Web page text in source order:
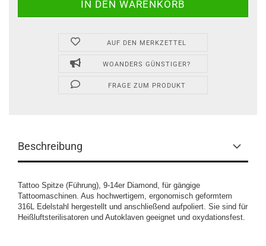
AUF DEN MERKZETTEL
WOANDERS GÜNSTIGER?
FRAGE ZUM PRODUKT
Beschreibung
Tattoo Spitze (Führung), 9-14er Diamond, für gängige
Tattoomaschinen. Aus hochwertigem, ergonomisch geformtem
316L Edelstahl hergestellt und anschließend aufpoliert. Sie sind für
Heißluftsterilisatoren und Autoklaven geeignet und oxydationsfest.